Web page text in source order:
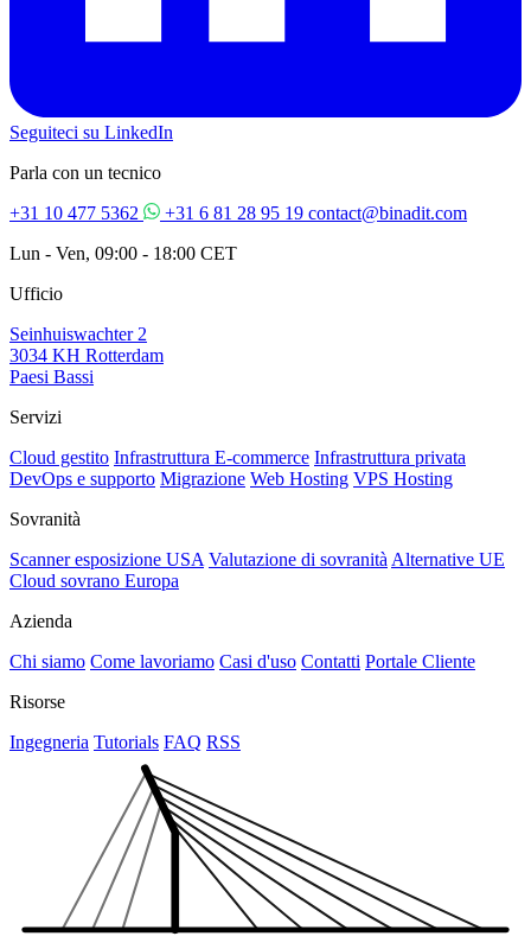
Seguiteci su LinkedIn
Parla con un tecnico
+31 10 477 5362
+31 6 81 28 95 19 contact@binadit.com
Lun - Ven, 09:00 - 18:00 CET
Ufficio
Seinhuiswachter 2
3034 KH Rotterdam
Paesi Bassi
Servizi
Cloud gestito Infrastruttura E-commerce Infrastruttura privata
DevOps e supporto Migrazione Web Hosting VPS Hosting
Sovranità
Scanner esposizione USA Valutazione di sovranità Alternative UE
Cloud sovrano Europa
Azienda
Chi siamo Come lavoriamo Casi d'uso Contatti Portale Cliente
Risorse
Ingegneria Tutorials FAQ RSS